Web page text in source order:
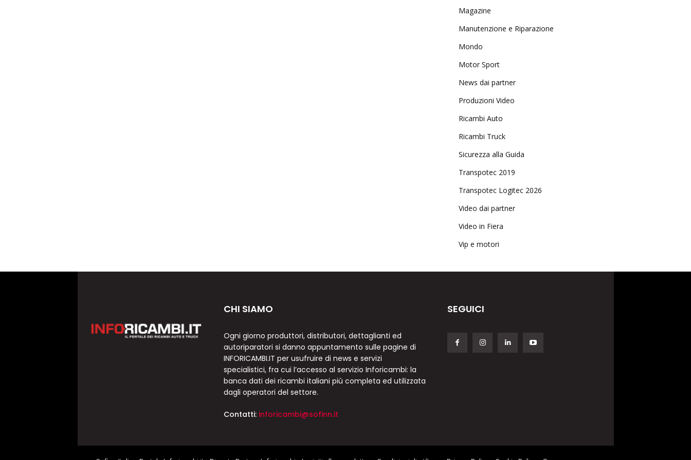
Magazine
Manutenzione e Riparazione
Mondo
Motor Sport
News dai partner
Produzioni Video
Ricambi Auto
Ricambi Truck
Sicurezza alla Guida
Transpotec 2019
Transpotec Logitec 2026
Video dai partner
Video in Fiera
Vip e motori
CHI SIAMO
Ogni giorno produttori, distributori, dettaglianti ed
autoriparatori si danno appuntamento sulle pagine di
INFORICAMBI.IT per usufruire di news e servizi
specialistici, fra cui l’accesso al servizio Inforicambi: la
banca dati dei ricambi italiani più completa ed utilizzata
dagli operatori del settore.
Contatti: inforicambi@sofinn.it
SEGUICI